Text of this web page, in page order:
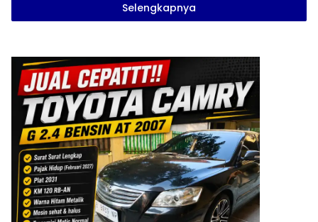
Selengkapnya